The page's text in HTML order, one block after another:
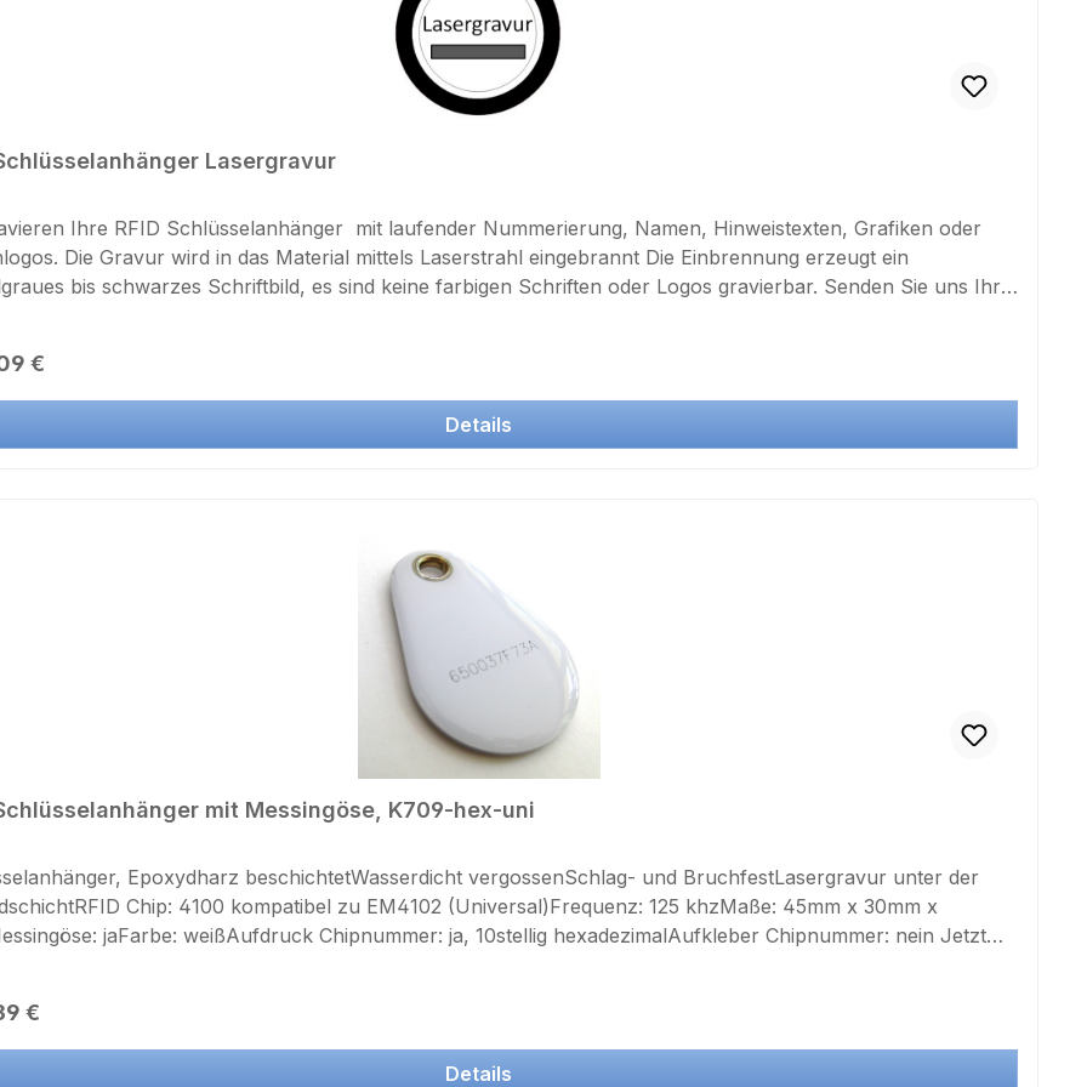
Lasergravur
Ihre RFID Schlüsselanhänger mit laufender Nummerierung, Namen, Hinweistexten, Grafiken oder
Die Gravur wird in das Material mittels Laserstrahl eingebrannt Die Einbrennung erzeugt ein
bis schwarzes Schriftbild, es sind keine farbigen Schriften oder Logos gravierbar. Senden Sie uns Ihre
eingerechnet.Lieferzeit bis 1000 Stück ca. eine WocheLieferzeit ab 1000 Stück ca. 4 Wochen
Preis:
€
Details
mit Messingöse, K709-hex-uni
Epoxydharz beschichtetWasserdicht vergossenSchlag- und BruchfestLasergravur unter der
Chip: 4100 kompatibel zu EM4102 (Universal)Frequenz: 125 khzMaße: 45mm x 30mm x
jaFarbe: weißAufdruck Chipnummer: ja, 10stellig hexadezimalAufkleber Chipnummer: nein Jetzt
FarbdruckDieser Transponder ist auch in Systemen vieler Hersteller
Preis:
€
Details